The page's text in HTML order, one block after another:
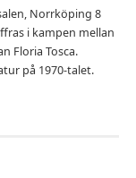
Norrköping 8
i kampen mellan
Floria Tosca.
på 1970-talet.